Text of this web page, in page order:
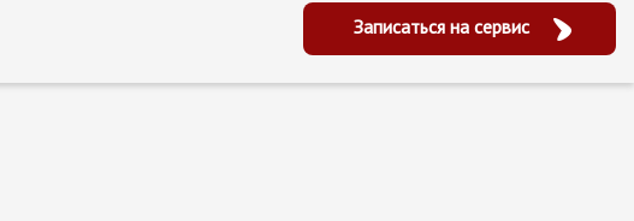
Записаться на сервис